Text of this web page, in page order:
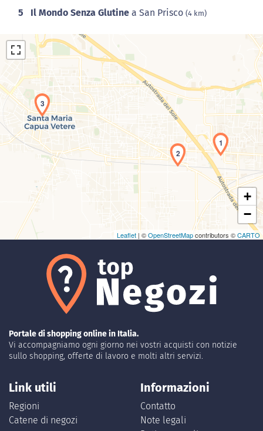
5 Il Mondo Senza Glutine a San Prisco (4 km)
Caricamento della carta in corso...
1
2
3
+
−
Leaflet | ©OpenStreetMapcontributors ©CARTO
Portale di shopping online in Italia.
Vi accompagniamo ogni giorno nei vostri acquisti con notizie
sullo shopping, offerte di lavoro e molti altri servizi.
Link utili
Regioni
Catene di negozi
Informazioni
Contatto
Note legali